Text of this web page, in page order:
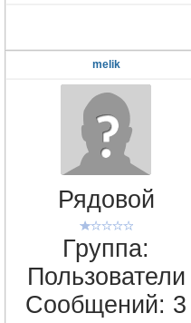
melik
Рядовой
Группа:
Пользователи
Сообщений: 3